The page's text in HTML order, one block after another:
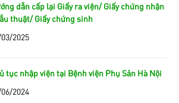
dẫn cấp lại Giấy ra viện/ Giấy chứng nhận
thuật/ Giấy chứng sinh
2025
tục nhập viện tại Bệnh viện Phụ Sản Hà Nội
2024